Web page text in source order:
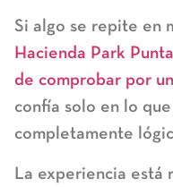
Si algo se repite en
Hacienda Park
de comprobar por
confía solo en lo
completamente
La experiencia está